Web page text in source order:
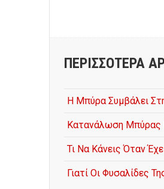
ΠΕΡΙΣΣΌΤΕΡΑ
Η Μπύρα Συμβάλει
Κατανάλωση Μπύρας
Τι Να Κάνεις Όταν
Γιατί Οι Φυσαλίδες